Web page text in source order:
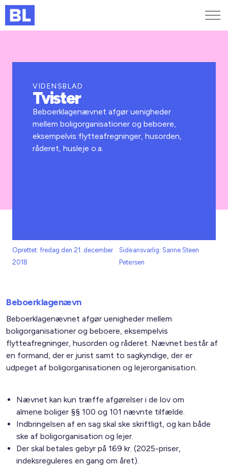
Kurser og arrangementer
Jobportalen
VIDENSBLAD
Tvister
Beboerklagenævnet afgør uenigheder
mellem boligorganisationer og beboere,
eksempelvis flytteafregninger, husorden,
råderet, husleje o.a.
Oprettet: fredag den 21. december
2018
Sideansvarlig: Sanne Steen
Petersen
Beboerklagenævn
Beboerklagenævnet afgør uenigheder mellem
boligorganisationer og beboere, eksempelvis
flytteafregninger, husorden og råderet. Nævnet består af
en formand, der er jurist samt to sagkyndige, der er
udpeget af boligorganisationen og lejerorganisation.
Nævnet kan kun træffe afgørelser i de lov om
almene boliger §§ 100 og 101 nævnte tilfælde.
Indbringelsen af en sag skal ske skriftligt, og kan både
ske af boligorganisation og lejer.
Der skal betales gebyr på 169 kr. (2025-priser,
indeksreguleres en gang om året).